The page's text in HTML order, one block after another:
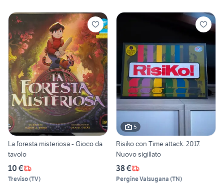
La foresta misteriosa - Gioco da
tavolo
10 €
Treviso(TV)
5
Risiko con Time attack. 2017.
Nuovo sigillato
38 €
Pergine Valsugana (TN)